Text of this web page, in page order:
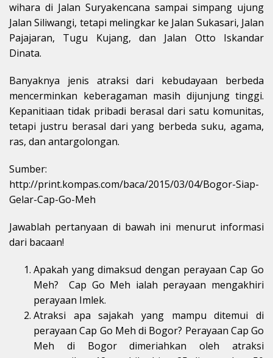
wihara di Jalan Suryakencana sampai simpang ujung
Jalan Siliwangi, tetapi melingkar ke Jalan Sukasari, Jalan
Pajajaran, Tugu Kujang, dan Jalan Otto Iskandar
Dinata.
Banyaknya jenis atraksi dari kebudayaan berbeda
mencerminkan keberagaman masih dijunjung tinggi.
Kepanitiaan tidak pribadi berasal dari satu komunitas,
tetapi justru berasal dari yang berbeda suku, agama,
ras, dan antargolongan.
Sumber:
http://print.kompas.com/baca/2015/03/04/Bogor-Siap-
Gelar-Cap-Go-Meh
Jawablah pertanyaan di bawah ini menurut informasi
dari bacaan!
Apakah yang dimaksud dengan perayaan Cap Go
Meh? Cap Go Meh ialah perayaan mengakhiri
perayaan Imlek.
Atraksi apa sajakah yang mampu ditemui di
perayaan Cap Go Meh di Bogor? Perayaan Cap Go
Meh di Bogor dimeriahkan oleh atraksi